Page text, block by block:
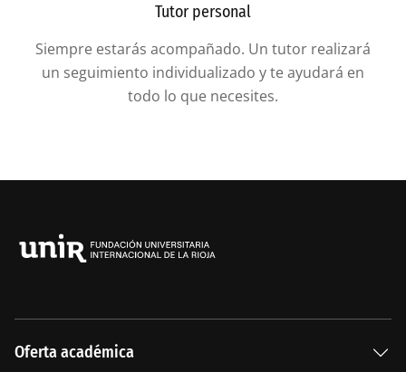
Tutor personal
Siempre estarás acompañado. Un tutor realizará
un seguimiento individualizado y te ayudará en
todo lo que necesites.
Oferta académica